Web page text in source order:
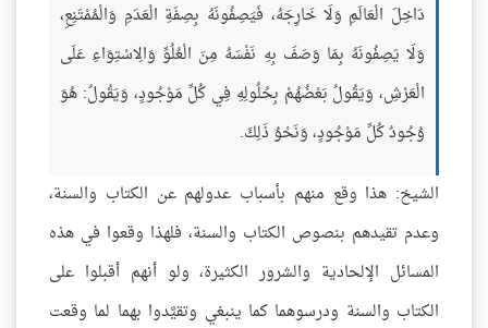
دَاخِلَ الْعَالَمِ وَلَا خَارِجَهُ، فَيَصِفُونَهُ بِصِفَةِ الْعَدَمِ وَالْمُمْتَنِعِ،
وَلَا يَصِفُونَهُ بِمَا وَصَفَ بِهِ نَفْسَهُ مِنَ الْعُلُوِّ وَالِاسْتِوَاءِ عَلَى
الْعَرْشِ، وَيَقُولُ بَعْضُهُمْ بِحُلُولِهِ فِي كُلِّ مَوْجُودٍ، وَيَقُولُ: هُوَ
وُجُودُ كُلِّ مَوْجُودٍ، وَنَحْوُ ذَلِكَ.
الشيخ: هذا وقع منهم بأسباب عدولهم عن الكتاب والسنة،
وعدم تقيدهم بنصوص الكتاب والسنة، فلهذا وقعوا في هذه
المسائل الإلحادية والشرور الكثيرة، ولو أنهم أقبلوا على
الكتاب والسنة ودرسوهما كما ينبغي وتقيَّدوا بهما لما وقعت